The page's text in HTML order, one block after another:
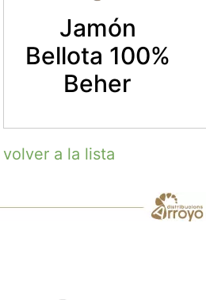
Jamón
Bellota 100%
Beher
volver a la lista